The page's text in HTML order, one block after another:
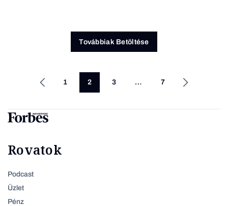
Továbbiak Betöltése
1 2 3 … 7
Rovatok
Podcast
Üzlet
Pénz